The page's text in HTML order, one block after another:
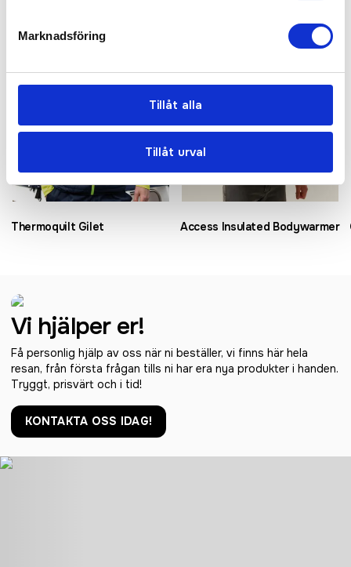
Marknadsföring
Tillåt alla
Tillåt urval
Thermoquilt Gilet Access Insulated Bodywarmer
Vi hjälper er!
Få personlig hjälp av oss när ni beställer, vi finns här hela
resan, från första frågan tills ni har era nya produkter i handen.
Tryggt, prisvärt och i tid!
KONTAKTA OSS IDAG!